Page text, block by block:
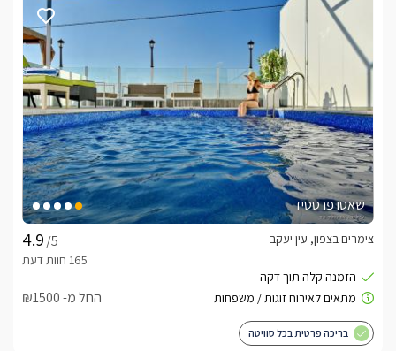
שאטו פרסטיז
/5
צימרים בצפון, עין יעקב
החל מ- ₪1500
בריכה פרטית בכל סוויטה